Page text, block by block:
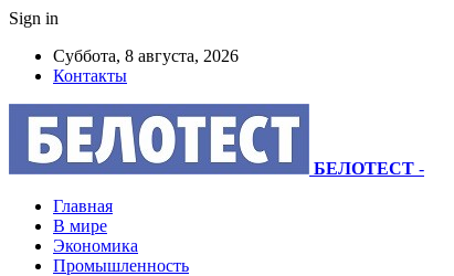
Sign in
Суббота, 8 августа, 2026
Контакты
БЕЛОТЕСТ -
Главная
В мире
Экономика
Промышленность